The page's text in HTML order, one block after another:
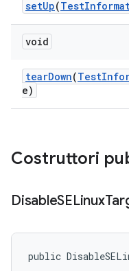
setUp(Test
void
tearDown(Test
e)
Costruttori
DisableSELinux
public